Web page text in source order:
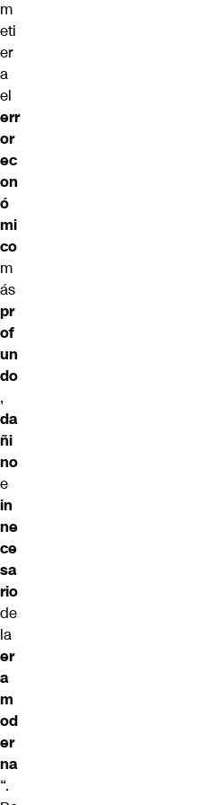
m
eti
er
a
el
err
or
ec
on
ó
mi
co
m
ás
pr
of
un
do
,
da
ñi
no
e
in
ne
ce
sa
rio
de
la
er
a
m
od
er
na
“.